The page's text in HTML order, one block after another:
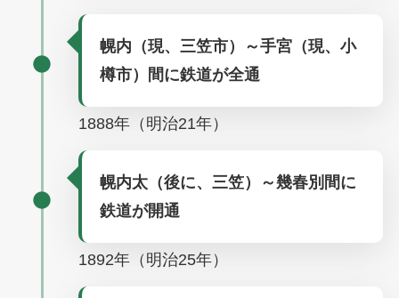
幌内（現、三笠市）～手宮（現、小
樽市）間に鉄道が全通
1888年（明治21年）
幌内太（後に、三笠）～幾春別間に
鉄道が開通
1892年（明治25年）